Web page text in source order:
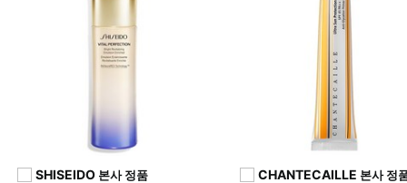
SHISEIDO 본사 정품
CHANTECAILLE 본사 정